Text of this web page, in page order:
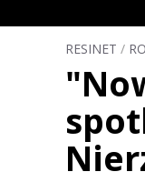
RESINET /